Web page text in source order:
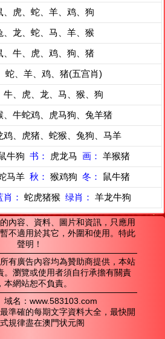
、虎、蛇、羊、鸡、狗
、龙、蛇、马、羊、猴
、牛、虎、鸡、狗、猪
蛇、羊、鸡、猪(五宫肖)
牛、虎、龙、马、猴、狗
、牛蛇鸡、虎马狗、兔羊猪
鸡、虎猪、蛇猴、兔狗、马羊
牛狗 书： 虎龙马 画： 羊猴猪
马羊 秋： 猴鸡狗 冬： 鼠牛猪
肖： 蛇虎猪猴 绿肖： 羊龙牛狗
內容、資料、圖片和資訊，只應用
不適用於其它，外圍和使用。特此
聲明！
有廣告內容均為贊助商提供，本站
。瀏覽或使用者須自行承擔有關責
本網站恕不負責。
域名：www.583103.com
準確的每期文字資料大全，最快開
規律盡在澳門状元阁